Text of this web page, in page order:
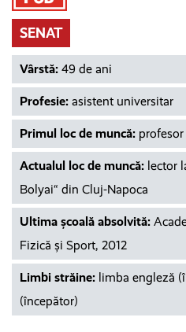
SENAT
Vârstă: 49 de ani
Profesie: asistent universitar
Primul loc de muncă:
Actualul loc de muncă: lector
Bolyai“ din Cluj-Napoca
Ultima școală absolvită:
Fizică şi Sport, 2012
Limbi străine: limba engleză
(începător)